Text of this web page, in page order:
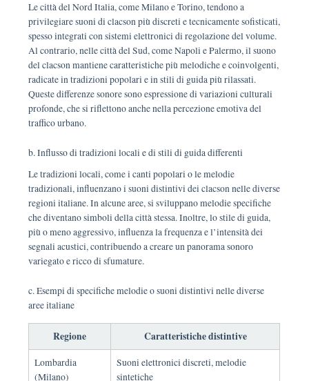
Le città del Nord Italia, come Milano e Torino, tendono a
privilegiare suoni di clacson più discreti e tecnicamente sofisticati,
spesso integrati con sistemi elettronici di regolazione del volume.
Al contrario, nelle città del Sud, come Napoli e Palermo, il suono
del clacson mantiene caratteristiche più melodiche e coinvolgenti,
radicate in tradizioni popolari e in stili di guida più rilassati.
Queste differenze sonore sono espressione di variazioni culturali
profonde, che si riflettono anche nella percezione emotiva del
traffico urbano.
b. Influsso di tradizioni locali e di stili di guida differenti
Le tradizioni locali, come i canti popolari o le melodie
tradizionali, influenzano i suoni distintivi dei clacson nelle diverse
regioni italiane. In alcune aree, si sviluppano melodie specifiche
che diventano simboli della città stessa. Inoltre, lo stile di guida,
più o meno aggressivo, influenza la frequenza e l’intensità dei
segnali acustici, contribuendo a creare un panorama sonoro
variegato e ricco di sfumature.
c. Esempi di specifiche melodie o suoni distintivi nelle diverse
aree italiane
Regione Caratteristiche distintive
Lombardia
(Milano)
Suoni elettronici discreti, melodie
sintetiche